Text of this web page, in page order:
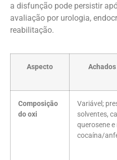
a disfunção pode persistir
avaliação por urologia,
reabilitação.
Aspecto
Composição
do oxi
Variável;
solventes,
querosene
cocaína/